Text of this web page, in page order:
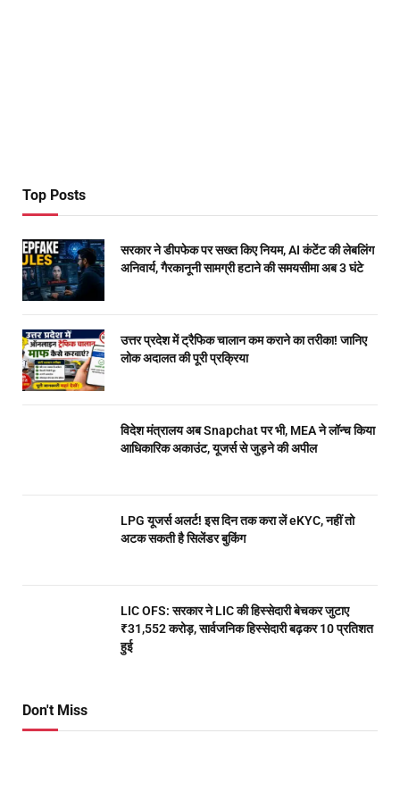
Top Posts
सरकार ने डीपफेक पर सख्त किए नियम, AI कंटेंट की लेबलिंग
अनिवार्य, गैरकानूनी सामग्री हटाने की समयसीमा अब 3 घंटे
उत्तर प्रदेश में ट्रैफिक चालान कम कराने का तरीका! जानिए
लोक अदालत की पूरी प्रक्रिया
विदेश मंत्रालय अब Snapchat पर भी, MEA ने लॉन्च किया
आधिकारिक अकाउंट, यूजर्स से जुड़ने की अपील
LPG यूजर्स अलर्ट! इस दिन तक करा लें eKYC, नहीं तो
अटक सकती है सिलेंडर बुकिंग
LIC OFS: सरकार ने LIC की हिस्सेदारी बेचकर जुटाए
₹31,552 करोड़, सार्वजनिक हिस्सेदारी बढ़कर 10 प्रतिशत
हुई
Don't Miss